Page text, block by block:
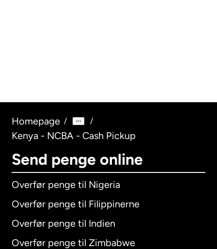
Homepage / /
Kenya - NCBA - Cash Pickup
Send penge online
Overfør penge til Nigeria
Overfør penge til Filippinerne
Overfør penge til Indien
Overfør penge til Zimbabwe